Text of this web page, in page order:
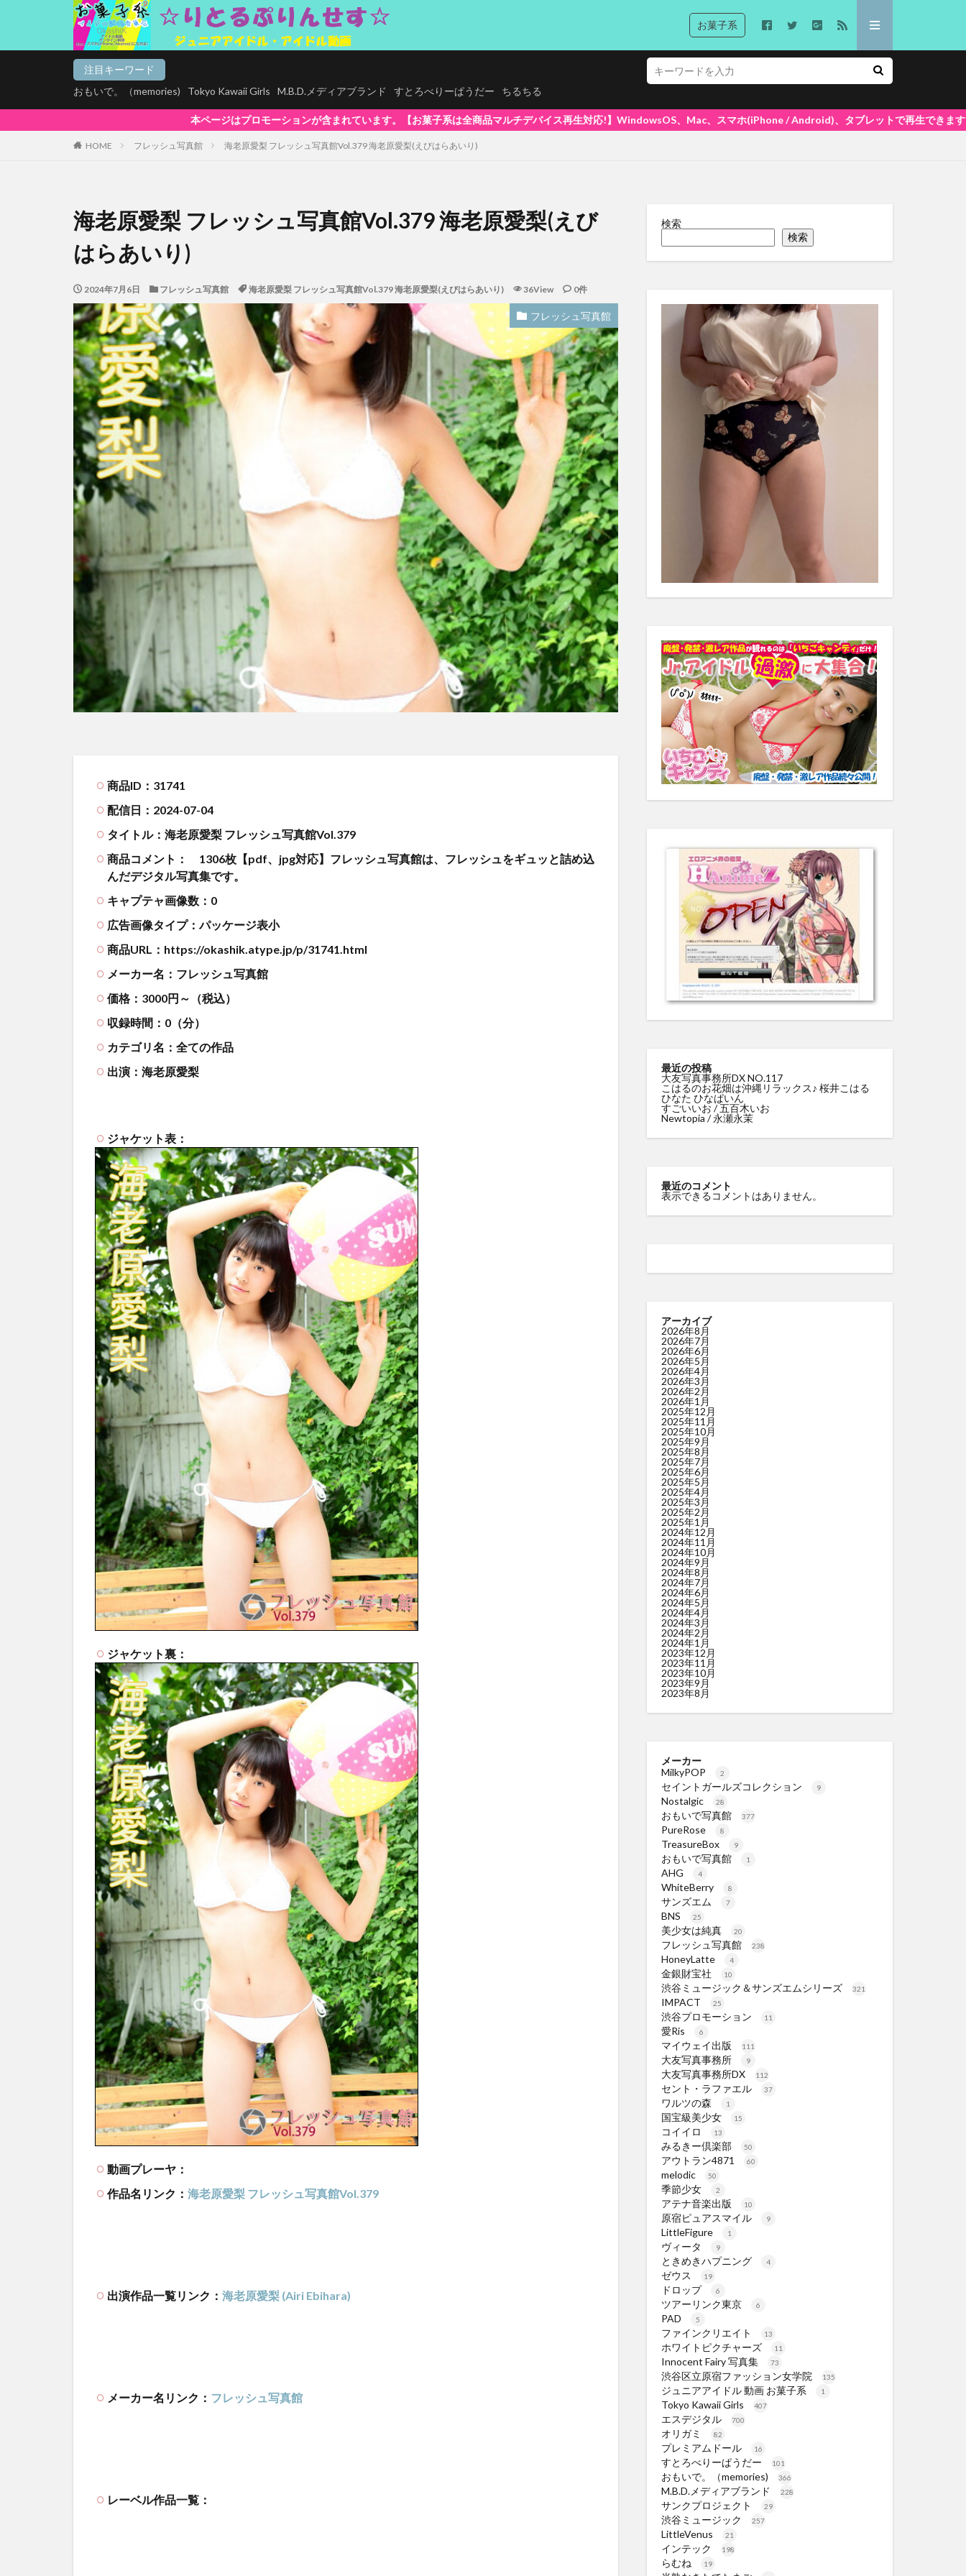
お菓子系
注目キーワード
おもいで。（memories)
Tokyo Kawaii Girls M.B.D.メディアブランド すとろべりーぱうだー ちるちる
本ページはプロモーションが含まれています。【お菓子系は全商品マルチデバイス再生対応!】WindowsOS、Mac、スマホ(iPhone / Android)、タブレットで再生できます! 大好評ポイントシステム5%還元
HOME フレッシュ写真館 海老原愛梨 フレッシュ写真館Vol.379 海老原愛梨(えびはらあいり)
海老原愛梨 フレッシュ写真館Vol.379 海老原愛梨(えび
はらあいり)
2024年7月6日 フレッシュ写真館 海老原愛梨 フレッシュ写真館Vol.379 海老原愛梨(えびはらあいり) 36View 0件
フレッシュ写真館
商品ID：31741
配信日：2024-07-04
タイトル：海老原愛梨 フレッシュ写真館Vol.379
商品コメント：
1306枚【pdf、jpg対応】フレッシュ写真館は、フレッシュをギュッと詰め込
んだデジタル写真集です。
キャプテャ画像数：0
広告画像タイプ：パッケージ表小
商品URL：https://okashik.atype.jp/p/31741.html
メーカー名：フレッシュ写真館
価格：3000円～（税込）
収録時間：0（分）
カテゴリ名：全ての作品
出演：海老原愛梨
ジャケット表：
ジャケット裏：
動画プレーヤ：
作品名リンク： 海老原愛梨 フレッシュ写真館Vol.379
出演作品一覧リンク： 海老原愛梨 (Airi Ebihara)
メーカー名リンク： フレッシュ写真館
レーベル作品一覧：
検索
検索
最近の投稿
大友写真事務所DX NO.117
こはるのお花畑は沖縄リラックス♪ 桜井こはる
ひなた ひなぱいん
すごいいお / 五百木いお
Newtopia / 永瀬永茉
最近のコメント
表示できるコメントはありません。
アーカイブ
2026年8月
2026年7月
2026年6月
2026年5月
2026年4月
2026年3月
2026年2月
2026年1月
2025年12月
2025年11月
2025年10月
2025年9月
2025年8月
2025年7月
2025年6月
2025年5月
2025年4月
2025年3月
2025年2月
2025年1月
2024年12月
2024年11月
2024年10月
2024年9月
2024年8月
2024年7月
2024年6月
2024年5月
2024年4月
2024年3月
2024年2月
2024年1月
2023年12月
2023年11月
2023年10月
2023年9月
2023年8月
メーカー
MilkyPOP
2
セイントガールズコレクション 9
Nostalgic 28
おもいで写真館 377
PureRose 8
TreasureBox 9
おもいで写真館 1
AHG 4
WhiteBerry 8
サンズエム 7
BNS 25
美少女は純真 20
フレッシュ写真館 238
HoneyLatte 4
金銀財宝社 10
渋谷ミュージック＆サンズエムシリーズ 321
IMPACT 25
渋谷プロモーション 11
愛Ris 6
マイウェイ出版 111
大友写真事務所 9
大友写真事務所DX 112
セント・ラファエル 37
ワルツの森 1
国宝級美少女 15
コイイロ 13
みるきー倶楽部 50
アウトラン4871 60
melodic 50
季節少女 2
アテナ音楽出版 10
原宿ピュアスマイル 9
LittleFigure 1
ヴィータ 9
ときめきハプニング 4
ゼウス 19
ドロップ 6
ツアーリンク東京 6
PAD 5
ファインクリエイト 13
ホワイトピクチャーズ 11
Innocent Fairy 写真集 73
渋谷区立原宿ファッション女学院 135
ジュニアアイドル 動画 お菓子系 1
Tokyo Kawaii Girls 407
エスデジタル 700
オリガミ 82
プレミアムドール 16
すとろべりーぱうだー 101
おもいで。（memories) 366
M.B.D.メディアブランド 228
サンクプロジェクト 29
渋谷ミュージック 257
LittleVenus 21
インテック 198
らむね 19